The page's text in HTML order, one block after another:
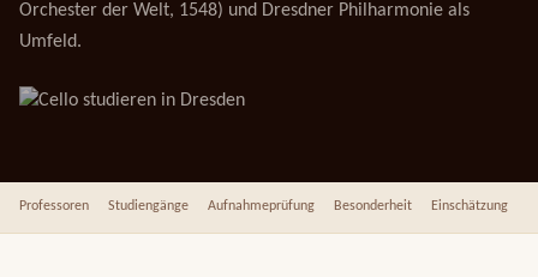
Orchester der Welt, 1548) und Dresdner Philharmonie als
Umfeld.
Professoren Studiengänge Aufnahmeprüfung Besonderheit Einschätzung